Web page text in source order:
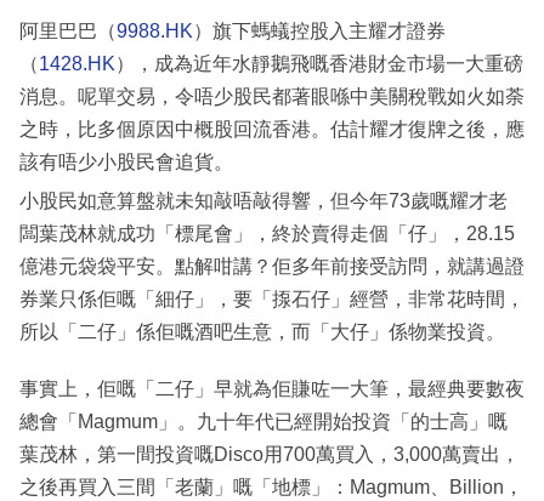
區
阿里巴巴（9988.HK）旗下螞蟻控股入主耀才證券
（1428.HK），成為近年水靜鵝飛嘅香港財金市場一大重磅
消息。呢單交易，令唔少股民都著眼喺中美關稅戰如火如荼
之時，比多個原因中概股回流香港。估計耀才復牌之後，應
該有唔少小股民會追貨。
小股民如意算盤就未知敲唔敲得響，但今年73歲嘅耀才老
闆葉茂林就成功「標尾會」，終於賣得走個「仔」，28.15
億港元袋袋平安。點解咁講？佢多年前接受訪問，就講過證
券業只係佢嘅「細仔」，要「揼石仔」經營，非常花時間，
所以「二仔」係佢嘅酒吧生意，而「大仔」係物業投資。
事實上，佢嘅「二仔」早就為佢賺咗一大筆，最經典要數夜
總會「Magmum」。九十年代已經開始投資「的士高」嘅
葉茂林，第一間投資嘅Disco用700萬買入，3,000萬賣出，
之後再買入三間「老蘭」嘅「地標」：Magmum、Billion，